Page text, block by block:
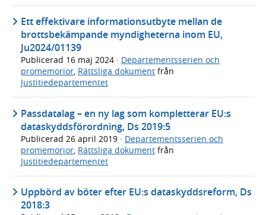
Ett effektivare informationsutbyte mellan de
brottsbekämpande myndigheterna inom EU,
Ju2024/01139
Publicerad 16 maj 2024 · Departementsserien och
promemorior, Rättsliga dokument från
Justitiedepartementet
Passdatalag – en ny lag som kompletterar EU:s
dataskyddsförordning, Ds 2019:5
Publicerad 26 april 2019 · Departementsserien och
promemorior Rättsliga dokument från
Justitiedepartementet
Uppbörd av böter efter EU:s dataskyddsreform, Ds
2018:3